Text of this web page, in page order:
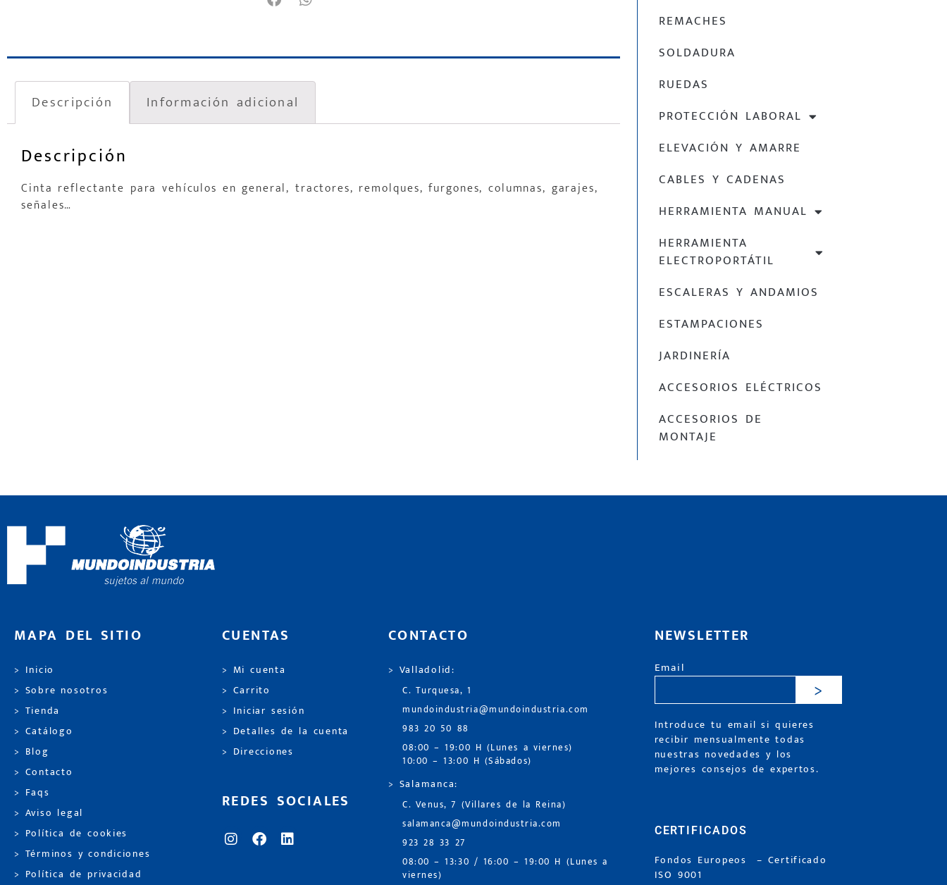
Descripción Información adicional
Descripción
Cinta reflectante para vehículos en general, tractores, remolques, furgones, columnas, garajes,
señales…
REMACHES
SOLDADURA
RUEDAS
PROTECCIÓN LABORAL
ELEVACIÓN Y AMARRE
CABLES Y CADENAS
HERRAMIENTA MANUAL
HERRAMIENTA
ELECTROPORTÁTIL
ESCALERAS Y ANDAMIOS
ESTAMPACIONES
JARDINERÍA
ACCESORIOS ELÉCTRICOS
ACCESORIOS DE
MONTAJE
MAPA DEL SITIO
> Inicio
> Sobre nosotros
> Tienda
> Catálogo
> Blog
> Contacto
> Faqs
> Aviso legal
> Política de cookies
> Términos y condiciones
> Política de privacidad
CUENTAS
> Mi cuenta
> Carrito
> Iniciar sesión
> Detalles de la cuenta
> Direcciones
REDES SOCIALES
CONTACTO
> Valladolid:
C. Turquesa, 1
mundoindustria@mundoindustria.com
983 20 50 88
08:00 – 19:00 H (Lunes a viernes)
10:00 – 13:00 H (Sábados)
> Salamanca:
C. Venus, 7 (Villares de la Reina)
salamanca@mundoindustria.com
923 28 33 27
08:00 – 13:30 / 16:00 – 19:00 H (Lunes a
viernes)
NEWSLETTER
Email
>
Introduce tu email si quieres
recibir mensualmente todas
nuestras novedades y los
mejores consejos de expertos.
CERTIFICADOS
Fondos Europeos – Certificado
ISO 9001